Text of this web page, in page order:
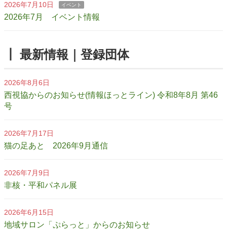
2026年7月10日 イベント
2026年7月 イベント情報
┃ 最新情報｜登録団体
2026年8月6日
西視協からのお知らせ(情報ほっとライン) 令和8年8月 第46
号
2026年7月17日
猫の足あと 2026年9月通信
2026年7月9日
非核・平和パネル展
2026年6月15日
地域サロン「ぷらっと」からのお知らせ